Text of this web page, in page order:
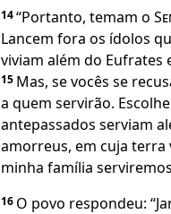
14“Portanto, temam o
Lancem fora os ídolos
viviam além do Eufrates
15 Mas, se vocês se
a quem servirão.
antepassados serviam
amorreus, em cuja terra
minha família
16 O povo respondeu: